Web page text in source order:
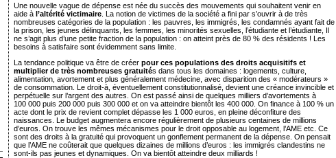
Une nouvelle vague de dépense est née du succès des mouvements qui souhaitent venir en
aide à l’altérité victimaire . La notion de victimes de la société a fini par s’ouvrir à de très
nombreuses catégories de la population : les pauvres, les immigrés, les condamnés ayant fait de
la prison, les jeunes délinquants, les femmes, les minorités sexuelles, l’étudiante et l’étudiante, Il
ne s’agit plus d’une petite fraction de la population : on atteint près de 80 % des résidents ! Les
besoins à satisfaire sont évidemment sans limite.
La tendance politique va être de créer pour ces populations des droits acquisitifs et
multiplier de très nombreuses gratuités dans tous les domaines : logements, culture,
alimentation, avortement et plus généralement médecine, avec disparition des « modérateurs »
de consommation. Le droit-à, éventuellement constitutionnalisé, devient une créance invincible et
perpétuelle sur l’argent des autres. On est passé ainsi de quelques milliers d’avortements à
100 000 puis 200 000 puis 300 000 et on va atteindre bientôt les 400 000. On finance à 100 % un
acte dont le prix de revient complet dépasse les 1 000 euros, en pleine déconfiture des
naissances. Le budget augmentera encore régulièrement de plusieurs centaines de millions
d’euros. On trouve les mêmes mécanismes pour le droit opposable au logement, l’AME etc. Ce
sont des droits à la gratuité qui provoquent un gonflement permanent de la dépense. On pensait
que l’AME ne coûterait que quelques dizaines de millions d’euros : les immigrés clandestins ne
sont-ils pas jeunes et dynamiques. On va bientôt atteindre deux milliards !